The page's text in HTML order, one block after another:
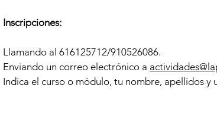
Inscripciones:
Llamando al 616125712/910526086.
Enviando un correo electrónico a
Indica el curso o módulo, tu nombre, apellidos y